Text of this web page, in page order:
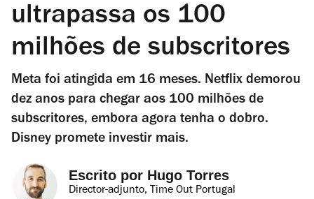
ultrapassa os 100
milhões de subscritores
Meta foi atingida em 16 meses. Netflix demorou
dez anos para chegar aos 100 milhões de
subscritores, embora agora tenha o dobro.
Disney promete investir mais.
Escrito por Hugo Torres
Director-adjunto, Time Out Portugal